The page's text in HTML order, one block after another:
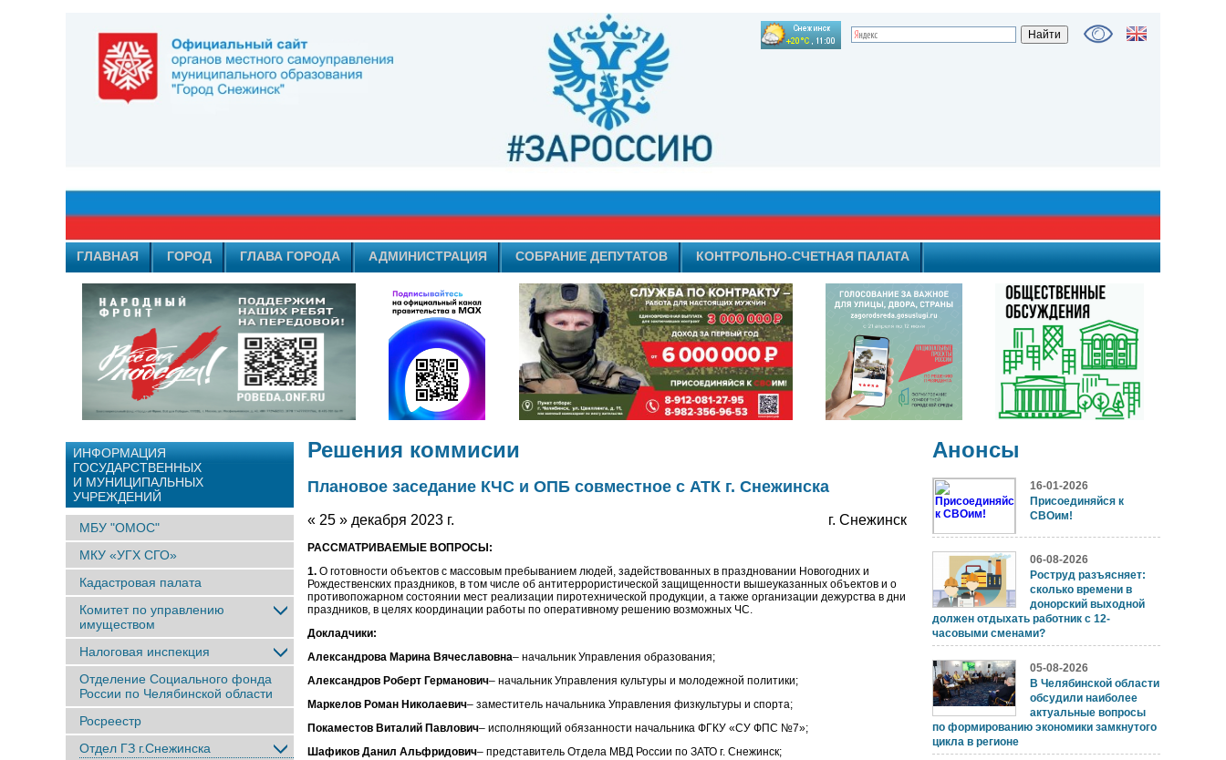
ГЛАВНАЯ ГОРОД ГЛАВА ГОРОДА АДМИНИСТРАЦИЯ СОБРАНИЕ ДЕПУТАТОВ КОНТРОЛЬНО-СЧЕТНАЯ ПАЛАТА
ИНФОРМАЦИЯ
ГОСУДАРСТВЕННЫХ
И МУНИЦИПАЛЬНЫХ
УЧРЕЖДЕНИЙ
МБУ "ОМОС"
МКУ «УГХ СГО»
Кадастровая палата
Комитет по управлению
имуществом
Налоговая инспекция
Отделение Социального фонда
России по Челябинской области
Росреестр
Отдел ГЗ г.Снежинска
Решения коммисии
Плановое заседание КЧС и ОПБ совместное с АТК г. Снежинска
« 25 » декабря 2023 г. г. Снежинск
РАССМАТРИВАЕМЫЕ ВОПРОСЫ:
1. О готовности объектов с массовым пребыванием людей, задействованных в праздновании Новогодних и
Рождественских праздников, в том числе об антитеррористической защищенности вышеуказанных объектов и о
противопожарном состоянии мест реализации пиротехнической продукции, а также организации дежурства в дни
праздников, в целях координации работы по оперативному решению возможных ЧС.
Докладчики:
Александрова Марина Вячеславовна– начальник Управления образования;
Александров Роберт Германович– начальник Управления культуры и молодежной политики;
Маркелов Роман Николаевич– заместитель начальника Управления физкультуры и спорта;
Покаместов Виталий Павлович– исполняющий обязанности начальника ФГКУ «СУ ФПС №7»;
Шафиков Данил Альфридович– представитель Отдела МВД России по ЗАТО г. Снежинск;
Анонсы
16-01-2026
Присоединяйся к
СВОим!
06-08-2026
Роструд разъясняет:
сколько времени в
донорский выходной
должен отдыхать работник с 12-
часовыми сменами?
05-08-2026
В Челябинской области
обсудили наиболее
актуальные вопросы
по формированию экономики замкнутого
цикла в регионе